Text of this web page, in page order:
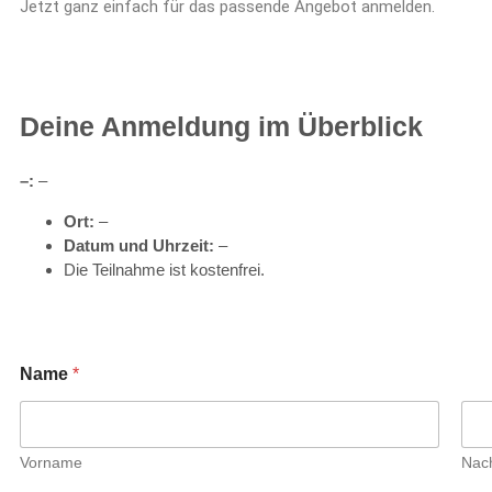
Jetzt ganz einfach für das passende Angebot anmelden.
Deine Anmeldung im Überblick
–: –
Ort: –
Datum und Uhrzeit: –
Die Teilnahme ist kostenfrei.
Name *
Vorname